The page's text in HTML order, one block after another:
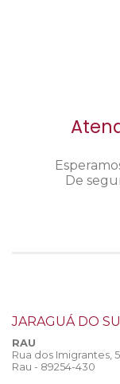
De
JARAGUÁ DO
RAU
Rua dos Imigrantes,
Rau - 89254-430